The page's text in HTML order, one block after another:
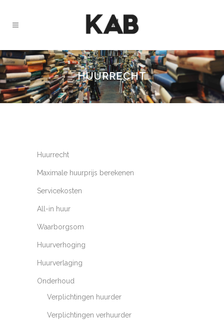
HUURRECHT
Huurrecht
Maximale huurprijs berekenen
Servicekosten
All-in huur
Waarborgsom
Huurverhoging
Huurverlaging
Onderhoud
Verplichtingen huurder
Verplichtingen verhuurder